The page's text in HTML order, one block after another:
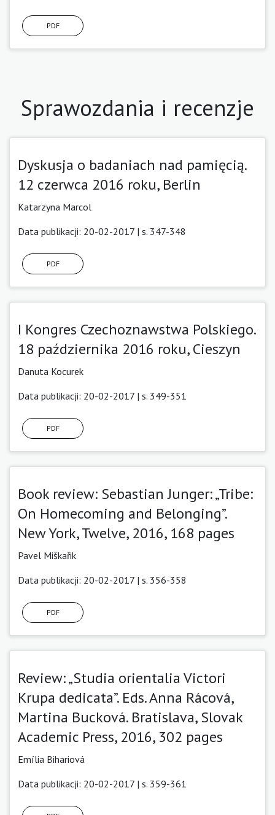
PDF
Sprawozdania i recenzje
Dyskusja o badaniach nad pamięcią.
12 czerwca 2016 roku, Berlin
Katarzyna Marcol
Data publikacji: 20-02-2017 | s. 347-348
PDF
I Kongres Czechoznawstwa Polskiego.
18 października 2016 roku, Cieszyn
Danuta Kocurek
Data publikacji: 20-02-2017 | s. 349-351
PDF
Book review: Sebastian Junger: „Tribe:
On Homecoming and Belonging”.
New York, Twelve, 2016, 168 pages
Pavel Miškařik
Data publikacji: 20-02-2017 | s. 356-358
PDF
Review: „Studia orientalia Victori
Krupa dedicata”. Eds. Anna Rácová,
Martina Bucková. Bratislava, Slovak
Academic Press, 2016, 302 pages
Emília Bihariová
Data publikacji: 20-02-2017 | s. 359-361